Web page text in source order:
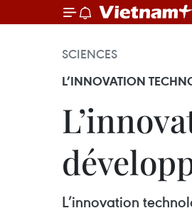
SCIENCES
L’INNOVATION
L’innovation